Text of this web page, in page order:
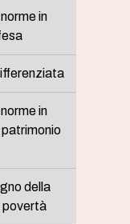
in
in
della
povertà